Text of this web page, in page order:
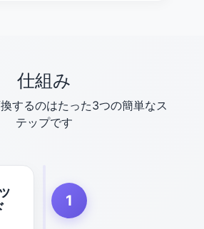
仕組み
するのはたった3つの簡単なス
テップです
1